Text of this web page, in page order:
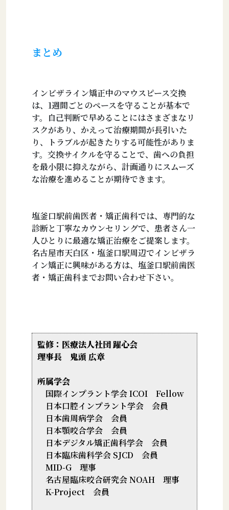
まとめ
インビザライン矯正中のマウスピース交換
は、1週間ごとのペースを守ることが基本で
す。自己判断で早めることにはさまざまなリ
スクがあり、かえって治療期間が長引いた
り、トラブルが起きたりする可能性がありま
す。交換サイクルを守ることで、歯への負担
を最小限に抑えながら、計画通りにスムーズ
な治療を進めることが期待できます。
塩釜口駅前歯医者・矯正歯科では、専門的な
診断と丁寧なカウンセリングで、患者さん一
人ひとりに最適な矯正治療をご提案します。
名古屋市天白区・塩釜口駅周辺でインビザラ
イン矯正に興味がある方は、塩釜口駅前歯医
者・矯正歯科までお問い合わせ下さい。
監修：医療法人社団 躍心会
理事長 鬼頭 広章
所属学会
国際インプラント学会 ICOI Fellow
日本口腔インプラント学会 会員
日本歯周病学会 会員
日本顎咬合学会 会員
日本デジタル矯正歯科学会 会員
日本臨床歯科学会 SJCD 会員
MID-G 理事
名古屋臨床咬合研究会 NOAH 理事
K-Project 会員